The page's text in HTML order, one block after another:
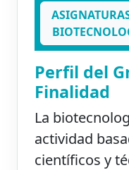
Perfil del
Finalidad
La
actividad
científicos y